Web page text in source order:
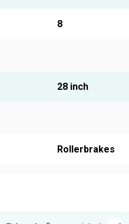
8
28 inch
Rollerbrakes